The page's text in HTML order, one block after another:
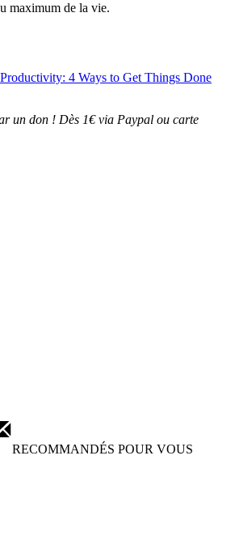
maximum de la vie.
4 Ways to Get Things Done
un don ! Dès 1€ via Paypal ou carte
RECOMMANDÉS POUR VOUS